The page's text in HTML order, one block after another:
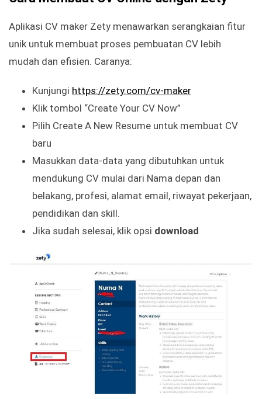
Aplikasi CV maker Zety menawarkan serangkaian fitur
unik untuk membuat proses pembuatan CV lebih
mudah dan efisien. Caranya:
Kunjungi https://zety.com/cv-maker
Klik tombol “Create Your CV Now”
Pilih Create A New Resume untuk membuat CV
baru
Masukkan data-data yang dibutuhkan untuk
mendukung CV mulai dari Nama depan dan
belakang, profesi, alamat email, riwayat pekerjaan,
pendidikan dan skill.
Jika sudah selesai, klik opsi download